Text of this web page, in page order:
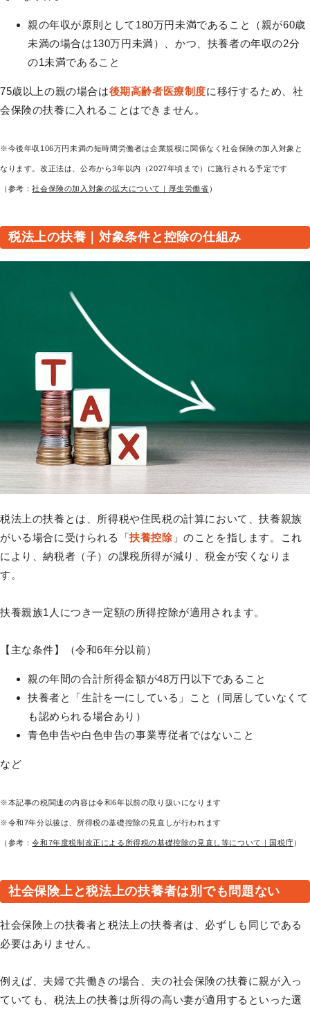
親の年収が原則として180万円未満であること（親が60歳
未満の場合は130万円未満）、かつ、扶養者の年収の2分
の1未満であること
75歳以上の親の場合は後期高齢者医療制度に移行するため、社
会保険の扶養に入れることはできません。
※今後年収106万円未満の短時間労働者は企業規模に関係なく社会保険の加入対象と
なります。改正法は、公布から3年以内（2027年頃まで）に施行される予定です
（参考：社会保険の加入対象の拡大について｜厚生労働省 ）
税法上の扶養｜対象条件と控除の仕組み
税法上の扶養とは、所得税や住民税の計算において、扶養親族
がいる場合に受けられる「扶養控除 」のことを指します。これ
により、納税者（子）の課税所得が減り、税金が安くなりま
す。
扶養親族1人につき一定額の所得控除が適用されます。
【主な条件】（令和6年分以前）
親の年間の合計所得金額が48万円以下であること
扶養者と「生計を一にしている」こと（同居していなくて
も認められる場合あり）
青色申告や白色申告の事業専従者ではないこと
など
※本記事の税関連の内容は令和6年以前の取り扱いになります
※令和7年分以後は、所得税の基礎控除の見直しが行われます
（参考：令和7年度税制改正による所得税の基礎控除の見直し等について｜国税庁）
社会保険上と税法上の扶養者は別でも問題ない
社会保険上の扶養者と税法上の扶養者は、必ずしも同じである
必要はありません。
例えば、夫婦で共働きの場合、夫の社会保険の扶養に親が入っ
ていても、税法上の扶養は所得の高い妻が適用するといった選